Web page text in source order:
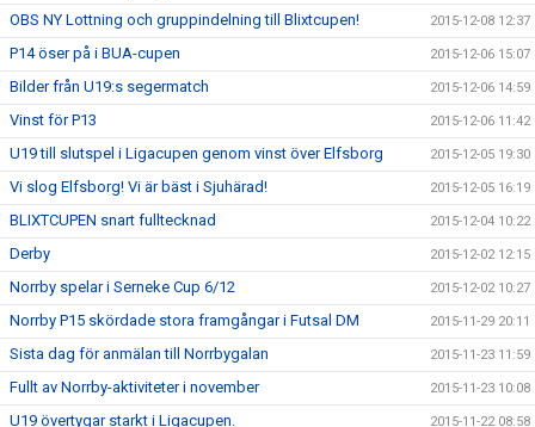
OBS NY Lottning och gruppindelning till Blixtcupen! 2015-12-08 12:37
P14 öser på i BUA-cupen 2015-12-06 15:07
Bilder från U19:s segermatch 2015-12-06 14:59
Vinst för P13 2015-12-06 11:42
U19 till slutspel i Ligacupen genom vinst över Elfsborg 2015-12-05 19:30
Vi slog Elfsborg! Vi är bäst i Sjuhärad! 2015-12-05 16:19
BLIXTCUPEN snart fulltecknad 2015-12-04 10:22
Derby 2015-12-02 12:15
Norrby spelar i Serneke Cup 6/12 2015-12-02 10:27
Norrby P15 skördade stora framgångar i Futsal DM 2015-11-29 20:11
Sista dag för anmälan till Norrbygalan 2015-11-23 11:59
Fullt av Norrby-aktiviteter i november 2015-11-23 10:08
U19 övertygar starkt i Ligacupen. 2015-11-22 08:58